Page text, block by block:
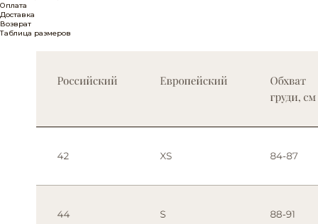
Оплата
Доставка
Возврат
Таблица размеров